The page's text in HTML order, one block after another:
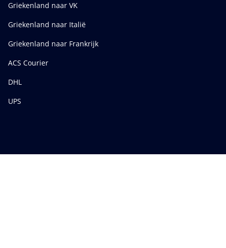
Griekenland naar VK
Griekenland naar Italië
Griekenland naar Frankrijk
ACS Courier
DHL
UPS